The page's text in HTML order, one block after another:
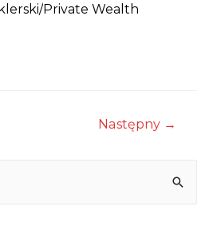
Private Wealth
Następny →